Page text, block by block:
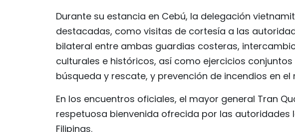
Durante su estancia en Cebú, la delegación
destacadas, como visitas de cortesía a las
bilateral entre ambas guardias costeras,
culturales e históricos, así como ejercicios
búsqueda y rescate, y prevención de incendios en el
En los encuentros oficiales, el mayor general Tran
respetuosa bienvenida ofrecida por las autoridades
Filipinas.